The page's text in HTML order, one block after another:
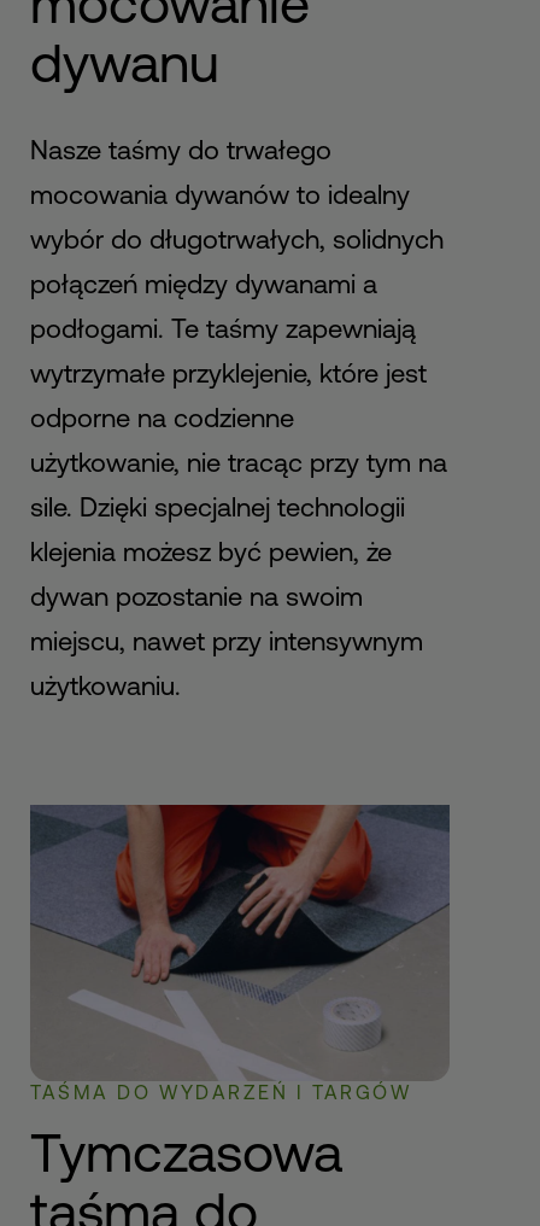
dywanu
Nasze taśmy do trwałego
mocowania dywanów to idealny
wybór do długotrwałych, solidnych
połączeń między dywanami a
podłogami. Te taśmy zapewniają
wytrzymałe przyklejenie, które jest
odporne na codzienne
użytkowanie, nie tracąc przy tym na
sile. Dzięki specjalnej technologii
klejenia możesz być pewien, że
dywan pozostanie na swoim
miejscu, nawet przy intensywnym
użytkowaniu.
TAŚMA DO WYDARZEŃ I TARGÓW
Tymczasowa
taśma do